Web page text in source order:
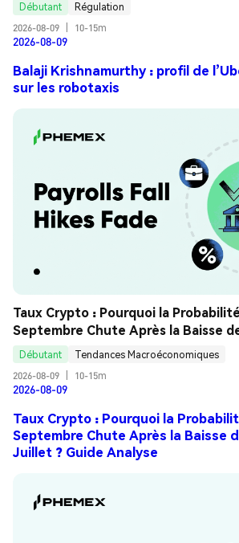
Débutant
Régulation
2026-08-09
10-15m
2026-08-09
Balaji Krishnamurthy : profil de
sur les robotaxis
Taux Crypto : Pourquoi la
Septembre Chute Après la Baisse
Juillet ? Guide Analyse
Débutant
Tendances Macroéconomiques
2026-08-09
10-15m
2026-08-09
Taux Crypto : Pourquoi la
Septembre Chute Après la Baisse
Juillet ? Guide Analyse